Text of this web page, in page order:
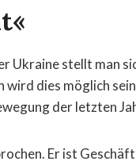
stellt man
dies möglich
der letzten
Er ist